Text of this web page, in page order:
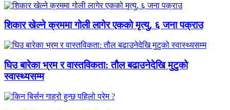
शिकार खेल्ने क्रममा गोली लागेर एकको मृत्यु, ६ जना पक्राउ
घिउ बारेका भ्रम र वास्तविकता: तौल बढाउनेदेखि मुटुको
स्वास्थ्यसम्म